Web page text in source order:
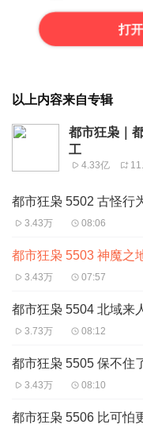
打
以上内容来自专辑
都市狂枭｜
工
4.33亿
都市狂枭 5502 古怪行
3.43万 08:06
都市狂枭 5503 神魔之
3.43万 07:57
都市狂枭 5504 北域来
3.73万 08:12
都市狂枭 5505 保不住
3.43万 08:10
都市狂枭 5506 比可怕